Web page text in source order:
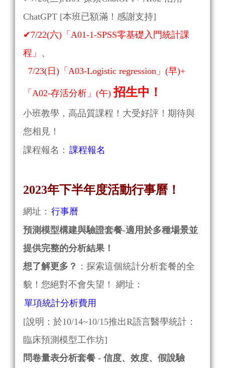
ChatGPT [本班已額滿！感謝支持]
✔7/22(六)「A01-1-SPSS零基礎入門統計課
程」、
7/23(日)「A03-Logistic regression」(早)+
「A02-存活分析」(午)招生中！
小班教學，高品質課程！大受好評！期待與
您相見！
課程報名： 課程報名
2023年下半年度活動行事曆！
網址： 行事曆
預測模型構建與驗證套餐-適用於多種場景並
提供完整的分析結果！
想了解更多？ ：探索這個統計分析套餐的全
貌！您絕對不會失望！ 網址：
單項統計分析費用
[說明：於10/14~10/15推出R語言醫學統計：
臨床預測模型工作坊]
問卷量表分析套餐- 信度、效度、假說驗